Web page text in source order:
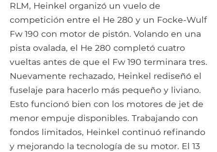
RLM, Heinkel organizó un vuelo de
competición entre el He 280 y un Focke-Wulf
Fw 190 con motor de pistón. Volando en una
pista ovalada, el He 280 completó cuatro
vueltas antes de que el Fw 190 terminara tres.
Nuevamente rechazado, Heinkel rediseñó el
fuselaje para hacerlo más pequeño y liviano.
Esto funcionó bien con los motores de jet de
menor empuje disponibles. Trabajando con
fondos limitados, Heinkel continuó refinando
y mejorando la tecnología de su motor. El 13